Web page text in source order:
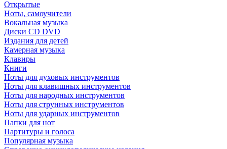
Открытые
Ноты, самоучители
Вокальная музыка
Диски CD DVD
Издания для детей
Камерная музыка
Клавиры
Книги
Ноты для духовых инструментов
Ноты для клавишных инструментов
Ноты для народных инструментов
Ноты для струнных инструментов
Ноты для ударных инструментов
Папки для нот
Партитуры и голоса
Популярная музыка